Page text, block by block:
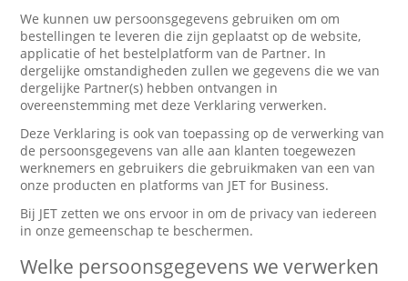
We kunnen uw persoonsgegevens gebruiken om om
bestellingen te leveren die zijn geplaatst op de website,
applicatie of het bestelplatform van de Partner. In
dergelijke omstandigheden zullen we gegevens die we van
dergelijke Partner(s) hebben ontvangen in
overeenstemming met deze Verklaring verwerken.
Deze Verklaring is ook van toepassing op de verwerking van
de persoonsgegevens van alle aan klanten toegewezen
werknemers en gebruikers die gebruikmaken van een van
onze producten en platforms van JET for Business.
Bij JET zetten we ons ervoor in om de privacy van iedereen
in onze gemeenschap te beschermen.
Welke persoonsgegevens we verwerken